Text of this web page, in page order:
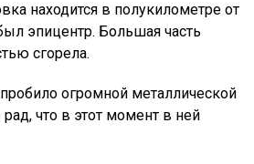
находится в полукилометре от
эпицентр. Большая часть
сгорела.
огромной металлической
что в этот момент в ней